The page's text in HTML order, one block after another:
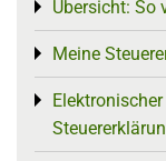
Übersicht: So
Toggle menu
Meine
Toggle menu
Toggle menu